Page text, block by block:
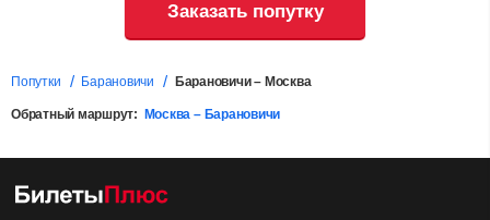
Заказать попутку
Попутки Барановичи Барановичи – Москва
Обратный маршрут: Москва – Барановичи